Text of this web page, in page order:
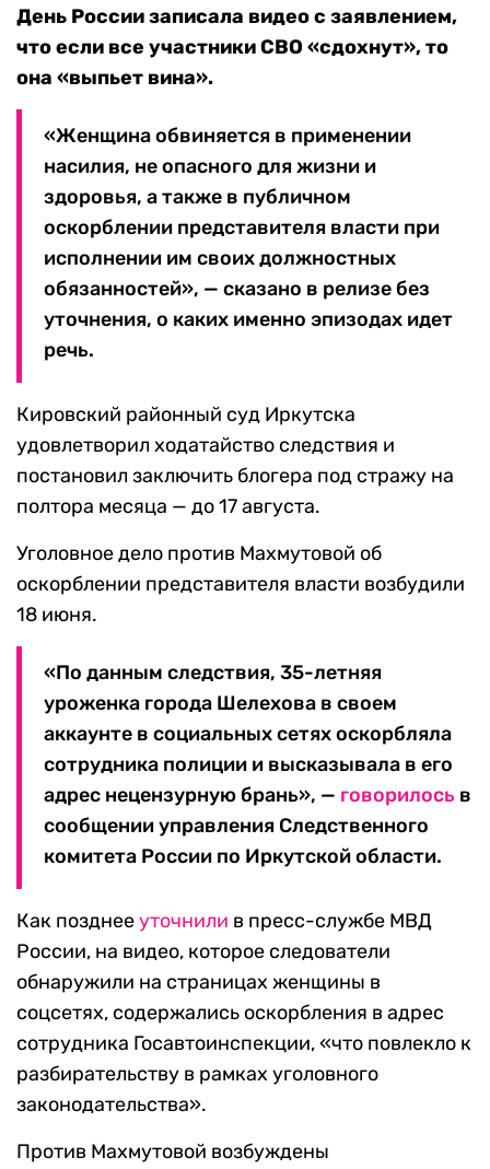
День России записала видео с заявлением,
что если все участники СВО «сдохнут», то
она «выпьет вина».
«Женщина обвиняется в применении
насилия, не опасного для жизни и
здоровья, а также в публичном
оскорблении представителя власти при
исполнении им своих должностных
обязанностей», — сказано в релизе без
уточнения, о каких именно эпизодах идет
речь.
Кировский районный суд Иркутска
удовлетворил ходатайство следствия и
постановил заключить блогера под стражу на
полтора месяца — до 17 августа.
Уголовное дело против Махмутовой об
оскорблении представителя власти возбудили
18 июня.
«По данным следствия, 35-летняя
уроженка города Шелехова в своем
аккаунте в социальных сетях оскорбляла
сотрудника полиции и высказывала в его
адрес нецензурную брань», — говорилось в
сообщении управления Следственного
комитета России по Иркутской области.
Как позднееуточнили в пресс-службе МВД
России, на видео, которое следователи
обнаружили на страницах женщины в
соцсетях, содержались оскорбления в адрес
сотрудника Госавтоинспекции, «что повлекло к
разбирательству в рамках уголовного
законодательства».
Против Махмутовой возбуждены